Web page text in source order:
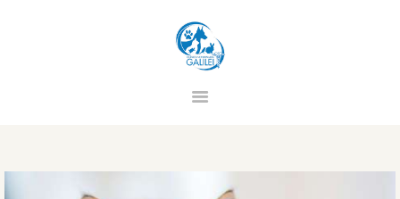
CLINICA VETERINARIA GALILEI
CHI SIAMO